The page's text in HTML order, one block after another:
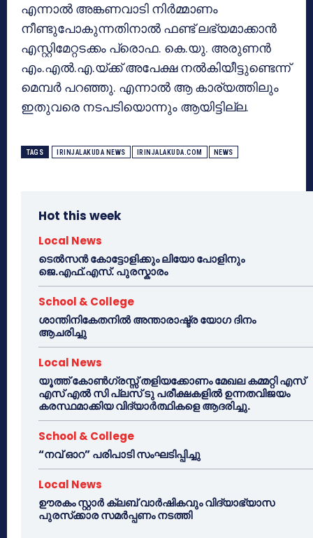
എന്നാല്‍ അങ്കണവാടി നിര്‍മ്മാണം
നീണ്ടുപോകുന്നതിനാല്‍ ഫണ്ട് ലഭ്യമാക്കാന്‍
എസ്റ്റിമേറ്റടക്കം പ്രൊഫ. കെ.യു. അരുണന്‍
എം.എല്‍.എ.യ്ക്ക് അപേക്ഷ നല്‍കിയീട്ടുണ്ടെന്ന്
മെമ്പര്‍ പറഞ്ഞു. എന്നാല്‍ ആ കാര്യത്തിലും
ഇതുവരെ നടപടിയൊന്നും ആയിട്ടില്ല.
TAGS IRINJALAKUDA NEWS IRINJALAKUDA.COM NEWS
Hot this week
Local News
ടെൽസൻ കോട്ടോളിക്കും ലിയോ പോളിനും
ജെ.എഫ്.എസ്. പുരസ്കാരം
School & College
ശാന്തിനികേതനിൽ അന്താരാഷ്ട്ര യോഗ ദിനം
ആചരിച്ചു
Local News
യൂത്ത് കോൺഗ്രസ്സ് തളിയക്കോണം മേഖല കമ്മറ്റി എസ്
എസ് എൽ സി പ്ലസ് ടു പരീക്ഷകളിൽ ഉന്നതവിജയം
കരസ്ഥമാക്കിയ വിദ്യാർത്ഥികളെ ആദരിച്ചു.
School & College
“നവ് ഓറ” പരിപാടി സംഘടിപ്പിച്ചു
Local News
ഊരകം സ്റ്റാർ ക്ലബ് വാർഷികവും വിദ്യാഭ്യാസ
പുരസ്‌ക്കാര സമർപ്പണം നടത്തി